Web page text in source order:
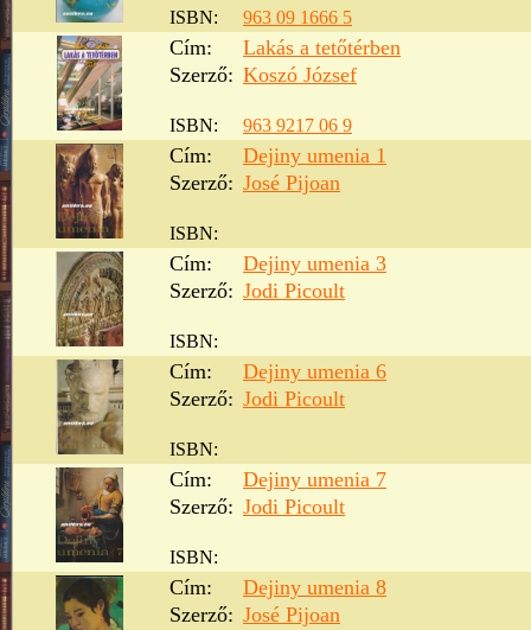
ISBN: 963 09 1666 5
Cím:
Lakás a tetőtérben
Szerző: Koszó József
ISBN: 963 9217 06 9
Cím:
Dejiny umenia 1
Szerző: José Pijoan
ISBN:
Cím:
Dejiny umenia 3
Szerző: Jodi Picoult
ISBN:
Cím:
Dejiny umenia 6
Szerző: Jodi Picoult
ISBN:
Cím:
Dejiny umenia 7
Szerző: Jodi Picoult
ISBN:
Cím:
Dejiny umenia 8
Szerző: José Pijoan